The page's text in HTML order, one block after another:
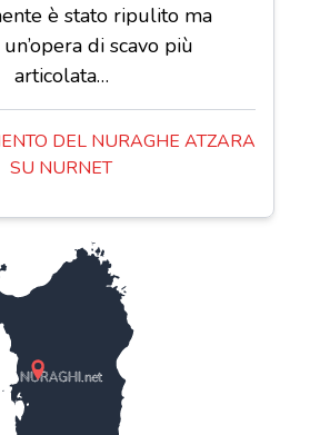
è stato ripulito ma
di scavo più
articolata…
DEL NURAGHE ATZARA
SU NURNET
NURAGHI.net